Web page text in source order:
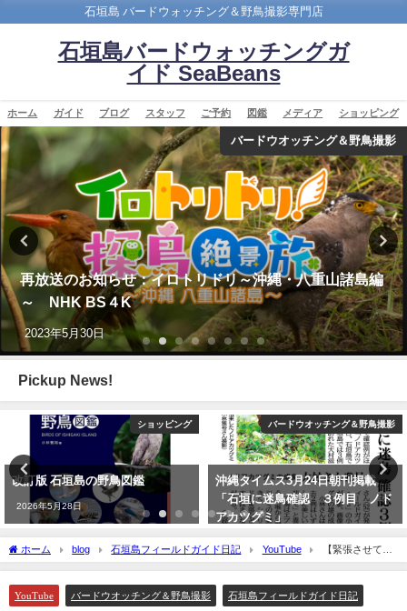
石垣島 バードウォッチング＆野鳥撮影専門店
石垣島バードウォッチングガ
イド SeaBeans
ホーム ガイド ブログ スタッフ ご予約 図鑑 メディア ショッピング
バードウオッチング＆野鳥撮影
再放送のお知らせ：イロトリドリ～沖縄・八重山諸島編
～ NHK BS４K
2023年5月30日
Pickup News!
ショッピング
改訂版 石垣島の野鳥図鑑
2026年5月28日
バードウオッチング＆野鳥撮影
沖縄タイムス3月24日朝刊掲載
「石垣に迷鳥確認 ３例目 ノド
アカツグミ」
ホーム blog 石垣島フィールドガイド日記 YouTube
【緊張させてし
まった！】タマシギ夫婦 Greater painted snipe
YouTube バードウオッチング＆野鳥撮影 石垣島フィールドガイド日記